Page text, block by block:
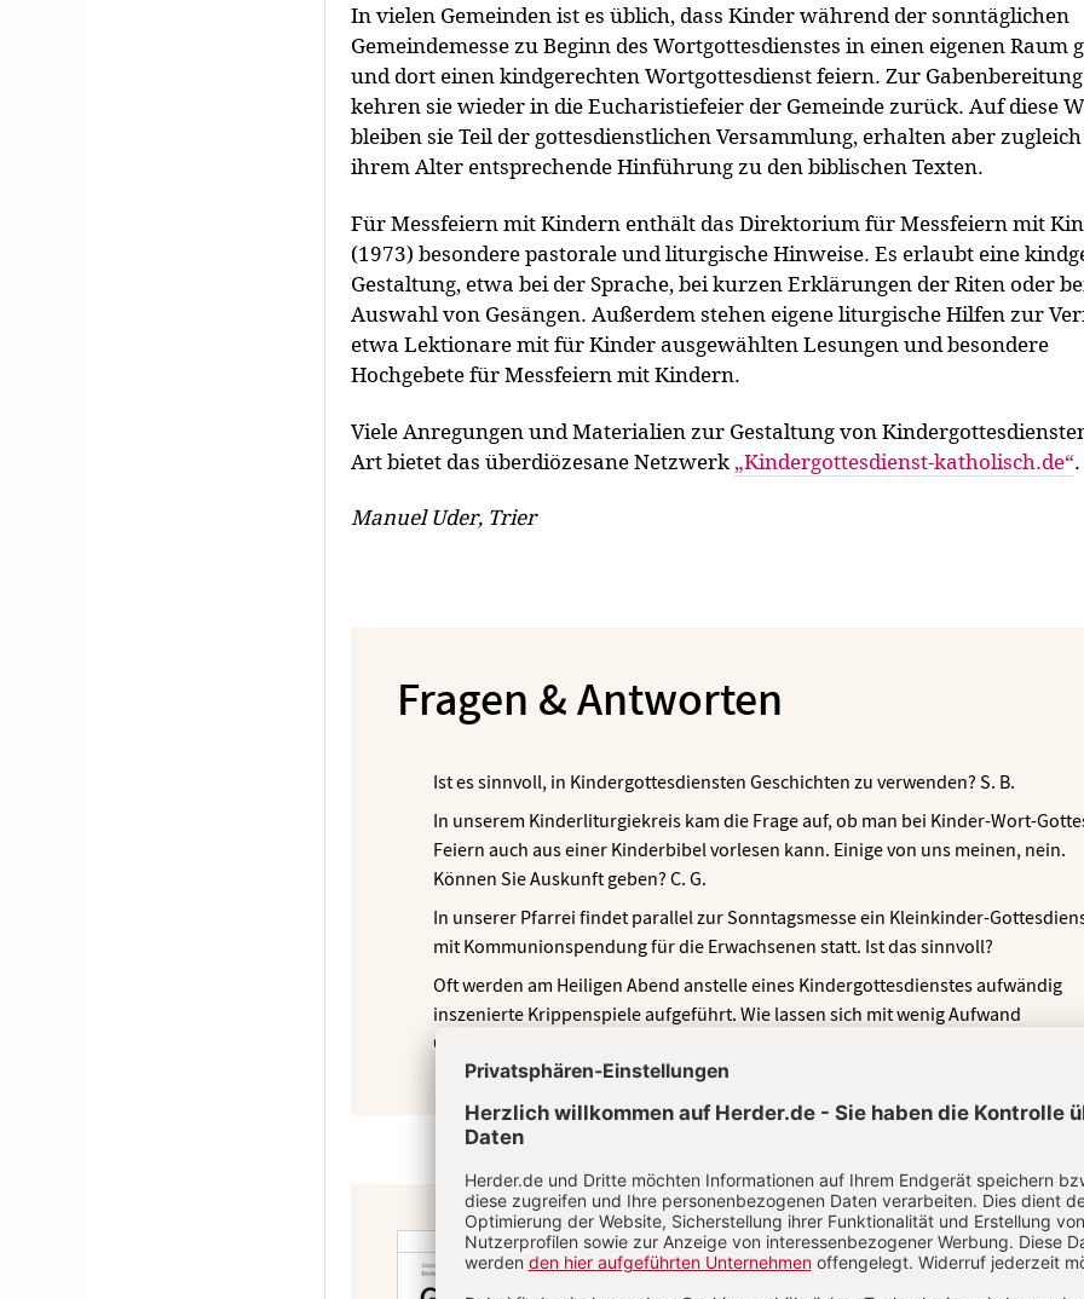
In vielen Gemeinden ist es üblich, dass Kinder während der sonntäglichen
Gemeindemesse zu Beginn des Wortgottesdienstes in einen eigenen Raum
und dort einen kindgerechten Wortgottesdienst feiern. Zur Gabenbereitung
kehren sie wieder in die Eucharistiefeier der Gemeinde zurück. Auf diese
bleiben sie Teil der gottesdienstlichen Versammlung, erhalten aber
ihrem Alter entsprechende Hinführung zu den biblischen Texten.
Für Messfeiern mit Kindern enthält das Direktorium für Messfeiern mit
(1973) besondere pastorale und liturgische Hinweise. Es erlaubt eine
Gestaltung, etwa bei der Sprache, bei kurzen Erklärungen der Riten oder
Auswahl von Gesängen. Außerdem stehen eigene liturgische Hilfen zur
etwa Lektionare mit für Kinder ausgewählten Lesungen und besondere
Hochgebete für Messfeiern mit Kindern.
Viele Anregungen und Materialien zur Gestaltung von
Art bietet das überdiözesane Netzwerk „Kindergottesdienst-katholisch.de“.
Manuel Uder, Trier
Fragen & Antworten
Ist es sinnvoll, in Kindergottesdiensten Geschichten zu verwenden? S. B.
In unserem Kinderliturgiekreis kam die Frage auf, ob man bei Kinder-Wort-
Feiern auch aus einer Kinderbibel vorlesen kann. Einige von uns meinen, nein.
Können Sie Auskunft geben? C. G.
In unserer Pfarrei findet parallel zur Sonntagsmesse ein Kleinkinder-
mit Kommunionspendung für die Erwachsenen statt. Ist das sinnvoll?
Oft werden am Heiligen Abend anstelle eines Kindergottesdienstes aufwändig
inszenierte Krippenspiele aufgeführt. Wie lassen sich mit wenig Aufwand
Gottesdienst und Krippenspiel verbinden? I. B.
DIE ZEITSCHRIFT
IM ABO